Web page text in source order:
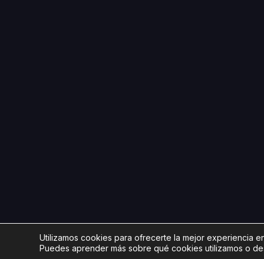
Utilizamos cookies para ofrecerte la mejor experiencia
Puedes aprender más sobre qué cookies utilizamos o